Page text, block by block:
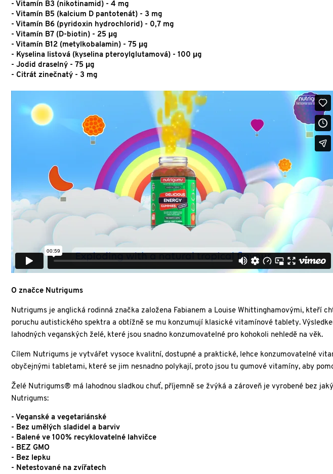
- Vitamín B3 (nikotinamid) - 4 mg
- Vitamín B5 (kalcium D pantotenát) - 3 mg
- Vitamín B6 (pyridoxin hydrochlorid) - 0,7 mg
- Vitamín B7 (D-biotin) - 25 μg
- Vitamín B12 (metylkobalamin) - 75 μg
- Kyselina listová (kyselina pteroylglutamová) - 100 μg
- Jodid draselný - 75 μg
- Citrát zinečnatý - 3 mg
O značce Nutrigums
Nutrigums je anglická rodinná značka založena Fabianem a Louise Whittinghamovými, kteří
poruchu autistického spektra a obtížně se mu konzumují klasické vitamínové tablety.
lahodných veganských želé, které jsou snadno konzumovatelné pro kohokoli nehledě na věk.
Cílem Nutrigums je vytvářet vysoce kvalitní, dostupné a praktické, lehce konzumovatelné
obyčejnými tabletami, které se jim nesnadno polykají, proto jsou tu gumové vitamíny, aby
Želé Nutrigums® má lahodnou sladkou chuť, příjemně se žvýká a zároveň je vyrobené bez
Nutrigums:
- Veganské a vegetariánské
- Bez umělých sladidel a barviv
- Balené ve 100% recyklovatelné lahvičce
- BEZ GMO
- Bez lepku
- Netestované na zvířatech